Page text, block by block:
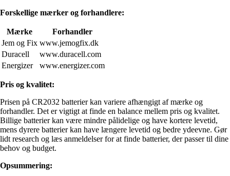
Forskellige mærker og forhandlere:
Mærke
Forhandler
Jem og Fix www.jemogfix.dk
Duracell
www.duracell.com
Energizer
www.energizer.com
Pris og kvalitet:
Prisen på CR2032 batterier kan variere afhængigt af mærke og
forhandler. Det er vigtigt at finde en balance mellem pris og kvalitet.
Billige batterier kan være mindre pålidelige og have kortere levetid,
mens dyrere batterier kan have længere levetid og bedre ydeevne. Gør
lidt research og læs anmeldelser for at finde batterier, der passer til dine
behov og budget.
Opsummering: